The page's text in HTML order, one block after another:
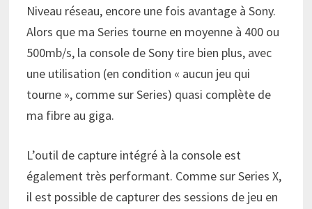
Niveau réseau, encore une fois avantage à Sony.
Alors que ma Series tourne en moyenne à 400 ou
500mb/s, la console de Sony tire bien plus, avec
une utilisation (en condition « aucun jeu qui
tourne », comme sur Series) quasi complète de
ma fibre au giga.
L’outil de capture intégré à la console est
également très performant. Comme sur Series X,
il est possible de capturer des sessions de jeu en